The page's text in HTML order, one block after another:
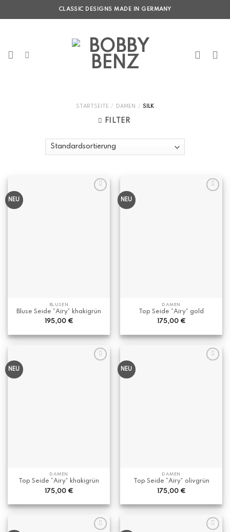
CLASSIC DESIGNS MADE IN GERMANY
STARTSEITE / DAMEN / SILK
FILTER
NEU
BLUSEN
Bluse Seide “Airy” khakigrün
195,00 €
NEU
DAMEN
Top Seide “Airy” gold
175,00 €
NEU
DAMEN
Top Seide “Airy” khakigrün
175,00 €
NEU
DAMEN
Top Seide “Airy” olivgrün
175,00 €